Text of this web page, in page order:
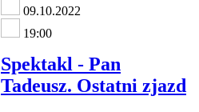
09.10.2022
19:00
Spektakl - Pan
Tadeusz. Ostatni zjazd